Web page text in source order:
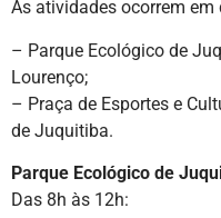
As atividades ocorrem em
– Parque Ecológico de
Lourenço;
– Praça de Esportes e
de Juquitiba.
Parque Ecológico de
Das 8h às 12h: